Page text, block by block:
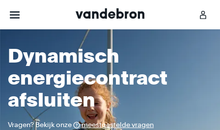
Groene energie
Dynamisch contract
Onze missie
Nieuws
Dynamisch
energiecontract
afsluiten
Vragen? Bekijk onze meestgestelde vragen